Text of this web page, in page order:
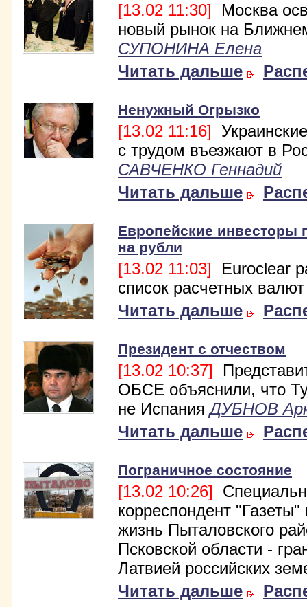
[13.02 11:30] Москва
новый рынок на
СУПОНИНА Елена
Читать дальше
Ненужный Огрызко
[13.02 11:16]
с трудом въезжают в
САВЧЕНКО Геннадий
Читать дальше
Европейские инвесторы
на рубли
[13.02 11:03] Euroclear
список расчетных валют
Читать дальше
Президент с отчеством
[13.02 10:37]
ОБСЕ объяснили, что
не ИспанияДУБНОВ
Читать дальше
Пограничное состояние
[13.02 10:26]
корреспондент "Газеты"
жизнь Пыталовского
Псковской области -
Латвией российских
Читать дальше